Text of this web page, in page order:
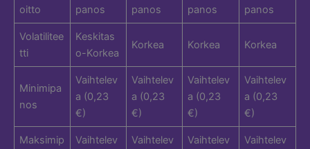
oitto
panos
panos
panos
panos
Volatilitee
tti
Keskitas
o-Korkea
Korkea Korkea Korkea
Minimipa
nos
Vaihtelev
a (0,23
€)
Vaihtelev
a (0,23
€)
Vaihtelev
a (0,23
€)
Vaihtelev
a (0,23
€)
Maksimip
Vaihtelev
Vaihtelev
Vaihtelev
Vaihtelev